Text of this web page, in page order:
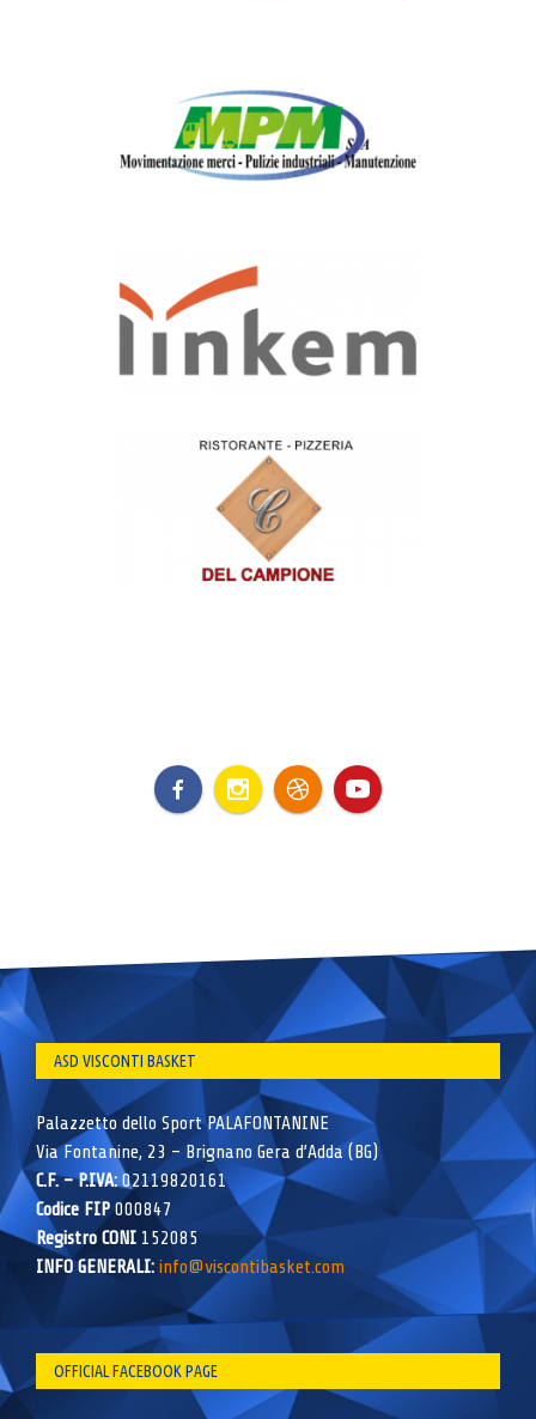
ASD VISCONTI BASKET
Palazzetto dello Sport PALAFONTANINE
Via Fontanine, 23 – Brignano Gera d’Adda (BG)
C.F. – P.IVA:02119820161
Codice FIP000847
Registro CONI 152085
INFO GENERALI: info@viscontibasket.com
OFFICIAL FACEBOOK PAGE